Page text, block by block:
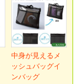
中身が見えるメ
ッシュバッグイ
ンバッグ